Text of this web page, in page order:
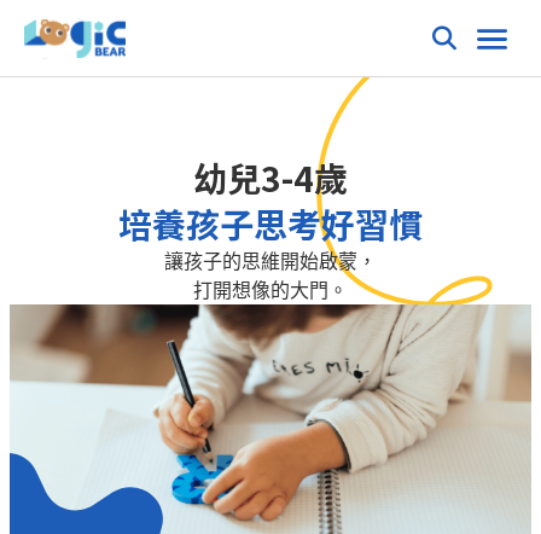
幼兒3-4歲
培養孩子思考好習慣
讓孩子的思維開始啟蒙，
打開想像的大門。